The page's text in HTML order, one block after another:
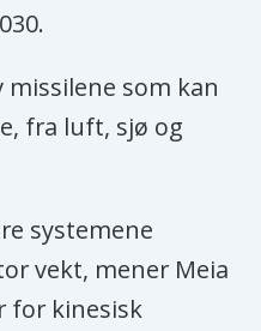
missilene som kan
fra luft, sjø og
systemene
vekt, mener Meia
for kinesisk